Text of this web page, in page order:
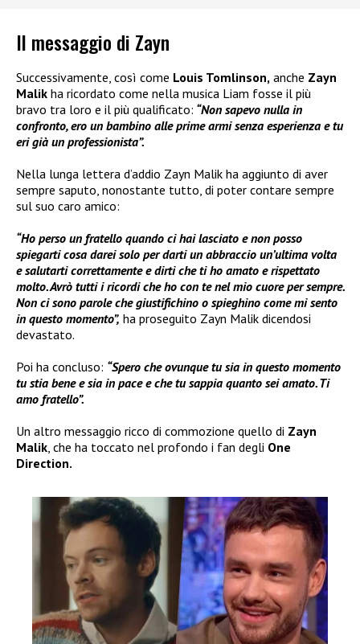
Il messaggio di Zayn
Successivamente, così come Louis Tomlinson, anche Zayn
Malik ha ricordato come nella musica Liam fosse il più
bravo tra loro e il più qualificato: “Non sapevo nulla in
confronto, ero un bambino alle prime armi senza esperienza e tu
eri già un professionista”.
Nella lunga lettera d’addio Zayn Malik ha aggiunto di aver
sempre saputo, nonostante tutto, di poter contare sempre
sul suo caro amico:
“Ho perso un fratello quando ci hai lasciato e non posso
spiegarti cosa darei solo per darti un abbraccio un’ultima volta
e salutarti correttamente e dirti che ti ho amato e rispettato
molto. Avrò tutti i ricordi che ho con te nel mio cuore per sempre.
Non ci sono parole che giustifichino o spieghino come mi sento
in questo momento”, ha proseguito Zayn Malik dicendosi
devastato.
Poi ha concluso: “Spero che ovunque tu sia in questo momento
tu stia bene e sia in pace e che tu sappia quanto sei amato. Ti
amo fratello”.
Un altro messaggio ricco di commozione quello di Zayn
Malik , che ha toccato nel profondo i fan degli One
Direction.